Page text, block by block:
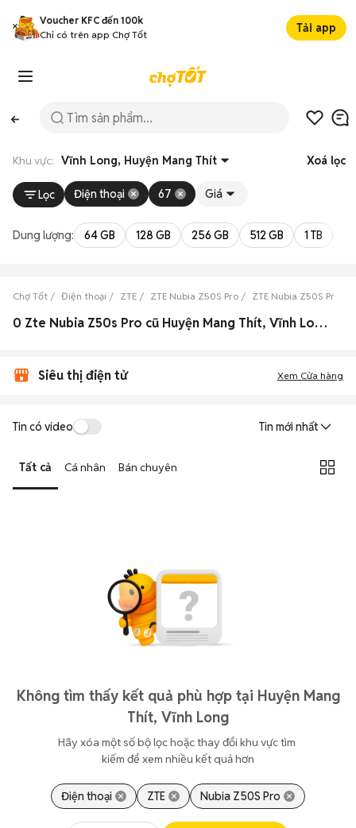
Voucher KFC đến 100k
Chỉ có trên app Chợ Tốt
Tải app
Khu vực: Vĩnh Long, Huyện Mang Thít Xoá lọc
Lọc Điện thoại 67 Giá
Dung lượng: 64 GB 128 GB 256 GB 512 GB 1 TB
Chợ Tốt Điện thoại ZTE ZTE Nubia Z50S Pro ZTE Nubia Z50S Pro
0 Zte Nubia Z50s Pro cũ Huyện Mang Thít, Vĩnh Long đẹp
Siêu thị điện tử Xem Cửa hàng
Tin có video Tin mới nhất
Tất cả Cá nhân Bán chuyên
Không tìm thấy kết quả phù hợp tại Huyện Mang
Thít, Vĩnh Long
Hãy xóa một số bộ lọc hoặc thay đổi khu vực tìm
kiếm để xem nhiều kết quả hơn
Điện thoại ZTE Nubia Z50S Pro